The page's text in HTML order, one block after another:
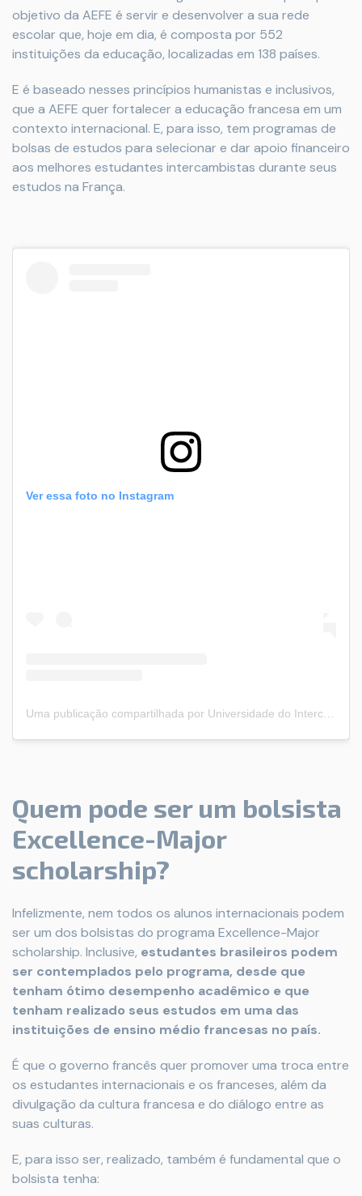
objetivo da AEFE é servir e desenvolver a sua rede
escolar que, hoje em dia, é composta por 552
instituições da educação, localizadas em 138 países.
E é baseado nesses princípios humanistas e inclusivos,
que a AEFE quer fortalecer a educação francesa em um
contexto internacional. E, para isso, tem programas de
bolsas de estudos para selecionar e dar apoio financeiro
aos melhores estudantes intercambistas durante seus
estudos na França.
Ver essa foto no Instagram
Uma publicação compartilhada por Universidade do Intercâmbio (@universidadedointercambio)
Quem pode ser um bolsista
Excellence-Major
scholarship?
Infelizmente, nem todos os alunos internacionais podem
ser um dos bolsistas do programa Excellence-Major
scholarship. Inclusive, estudantes brasileiros podem
ser contemplados pelo programa, desde que
tenham ótimo desempenho acadêmico e que
tenham realizado seus estudos em uma das
instituições de ensino médio francesas no país.
É que o governo francês quer promover uma troca entre
os estudantes internacionais e os franceses, além da
divulgação da cultura francesa e do diálogo entre as
suas culturas.
E, para isso ser, realizado, também é fundamental que o
bolsista tenha: